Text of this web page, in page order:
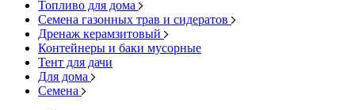
Топливо для дома
Семена газонных трав и сидератов
Дренаж керамзитовый
Контейнеры и баки мусорные
Тент для дачи
Для дома
Семена